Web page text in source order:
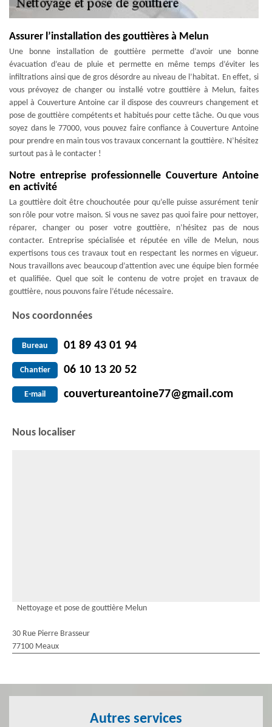
Assurer l’installation des gouttières à Melun
Une bonne installation de gouttière permette d’avoir une bonne
évacuation d’eau de pluie et permette en même temps d’éviter les
infiltrations ainsi que de gros désordre au niveau de l’habitat. En effet, si
vous prévoyez de changer ou installé votre gouttière à Melun, faites
appel à Couverture Antoine car il dispose des couvreurs changement et
pose de gouttière compétents et habitués pour cette tâche. Ou que vous
soyez dans le 77000, vous pouvez faire confiance à Couverture Antoine
pour prendre en main tous vos travaux concernant la gouttière. N’hésitez
surtout pas à le contacter !
Notre entreprise professionnelle Couverture Antoine
en activité
La gouttière doit être chouchoutée pour qu’elle puisse assurément tenir
son rôle pour votre maison. Si vous ne savez pas quoi faire pour nettoyer,
réparer, changer ou poser votre gouttière, n’hésitez pas de nous
contacter. Entreprise spécialisée et réputée en ville de Melun, nous
expertisons tous ces travaux tout en respectant les normes en vigueur.
Nous travaillons avec beaucoup d’attention avec une équipe bien formée
et qualifiée. Quel que soit le contenu de votre projet en travaux de
gouttière, nous pouvons faire l’étude nécessaire.
Nos coordonnées
Bureau 01 89 43 01 94
Chantier 06 10 13 20 52
E-mail couvertureantoine77@gmail.com
Nous localiser
Nettoyage et pose de gouttière Melun
30 Rue Pierre Brasseur
77100 Meaux
Autres services